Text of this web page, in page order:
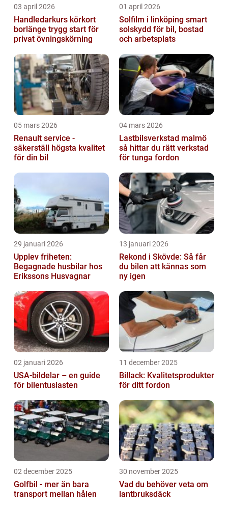
03 april 2026
Handledarkurs körkort
borlänge trygg start för
privat övningskörning
01 april 2026
Solfilm i linköping smart
solskydd för bil, bostad
och arbetsplats
05 mars 2026
Renault service -
säkerställ högsta kvalitet
för din bil
04 mars 2026
Lastbilsverkstad malmö
så hittar du rätt verkstad
för tunga fordon
29 januari 2026
Upplev friheten:
Begagnade husbilar hos
Erikssons Husvagnar
13 januari 2026
Rekond i Skövde: Så får
du bilen att kännas som
ny igen
02 januari 2026
USA-bildelar – en guide
för bilentusiasten
11 december 2025
Billack: Kvalitetsprodukter
för ditt fordon
02 december 2025
Golfbil - mer än bara
transport mellan hålen
30 november 2025
Vad du behöver veta om
lantbruksdäck